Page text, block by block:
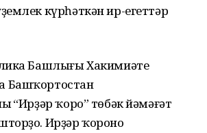
күрһәткән ир-егеттәр
Башлығы Хакимиәте
“Ирҙәр ҡоро” төбәк йәмәғәт
Ирҙәр ҡороноң